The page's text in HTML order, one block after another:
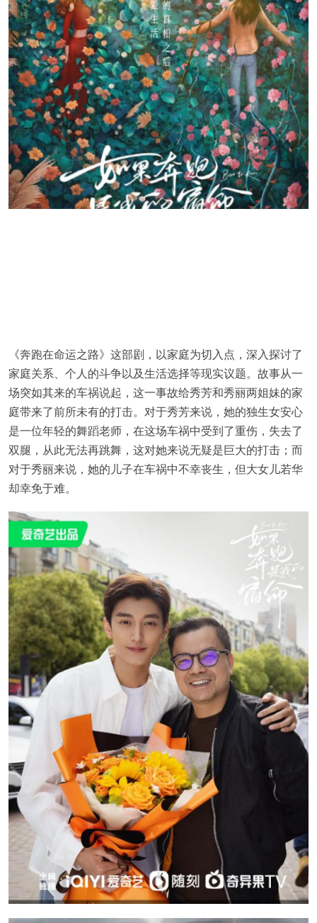
《奔跑在命运之路》这部剧，以家庭为切入点，深入探讨了
家庭关系、个人的斗争以及生活选择等现实议题。故事从一
场突如其来的车祸说起，这一事故给秀芳和秀丽两姐妹的家
庭带来了前所未有的打击。对于秀芳来说，她的独生女安心
是一位年轻的舞蹈老师，在这场车祸中受到了重伤，失去了
双腿，从此无法再跳舞，这对她来说无疑是巨大的打击；而
对于秀丽来说，她的儿子在车祸中不幸丧生，但大女儿若华
却幸免于难。